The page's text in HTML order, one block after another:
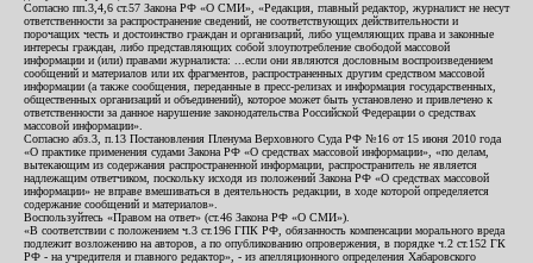
Согласно пп.3,4,6 ст.57 Закона РФ «О СМИ», «Редакция, главный редактор, журналист не несут
ответственности за распространение сведений, не соответствующих действительности и
порочащих честь и достоинство граждан и организаций, либо ущемляющих права и законные
интересы граждан, либо представляющих собой злоупотребление свободой массовой
информации и (или) правами журналиста: ...если они являются дословным воспроизведением
сообщений и материалов или их фрагментов, распространенных другим средством массовой
информации (а также сообщения, переданные в пресс-релизах и информация государственных,
общественных организаций и объединений), которое может быть установлено и привлечено к
ответственности за данное нарушение законодательства Российской Федерации о средствах
массовой информации».
Согласно абз.3, п.13 Постановления Пленума Верховного Суда РФ №16 от 15 июня 2010 года
«О практике применения судами Закона РФ «О средствах массовой информации», «по делам,
вытекающим из содержания распространенной информации, распространитель не является
надлежащим ответчиком, поскольку исходя из положений Закона РФ «О средствах массовой
информации» не вправе вмешиваться в деятельность редакции, в ходе которой определяется
содержание сообщений и материалов».
Воспользуйтесь «Правом на ответ» (ст.46 Закона РФ «О СМИ»).
«В соответствии с положением ч.3 ст.196 ГПК РФ, обязанность компенсации морального вреда
подлежит возложению на авторов, а по опубликованию опровержения, в порядке ч.2 ст.152 ГК
РФ - на учредителя и главного редактор», - из апелляционного определения Хабаровского